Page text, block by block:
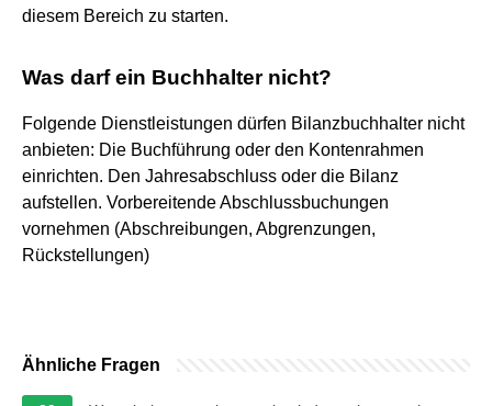
diesem Bereich zu starten.
Was darf ein Buchhalter nicht?
Folgende Dienstleistungen dürfen Bilanzbuchhalter nicht
anbieten: Die Buchführung oder den Kontenrahmen
einrichten. Den Jahresabschluss oder die Bilanz
aufstellen. Vorbereitende Abschlussbuchungen
vornehmen (Abschreibungen, Abgrenzungen,
Rückstellungen)
Ähnliche Fragen